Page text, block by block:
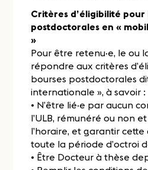
Critères d’éligibilité pour
postdoctorales en «
»
Pour être retenu·e, le ou
répondre aux critères
bourses postdoctorales
internationale », à savoir :
• N’être lié·e par aucun
l’ULB, rémunéré ou non
l’horaire, et garantir
toute la période d’octroi
• Être Docteur à thèse